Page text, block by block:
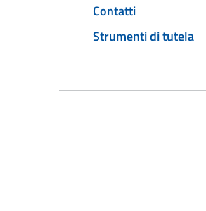
Contatti
Strumenti di tutela